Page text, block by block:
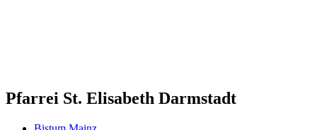
Pfarrei St. Elisabeth Darmstadt